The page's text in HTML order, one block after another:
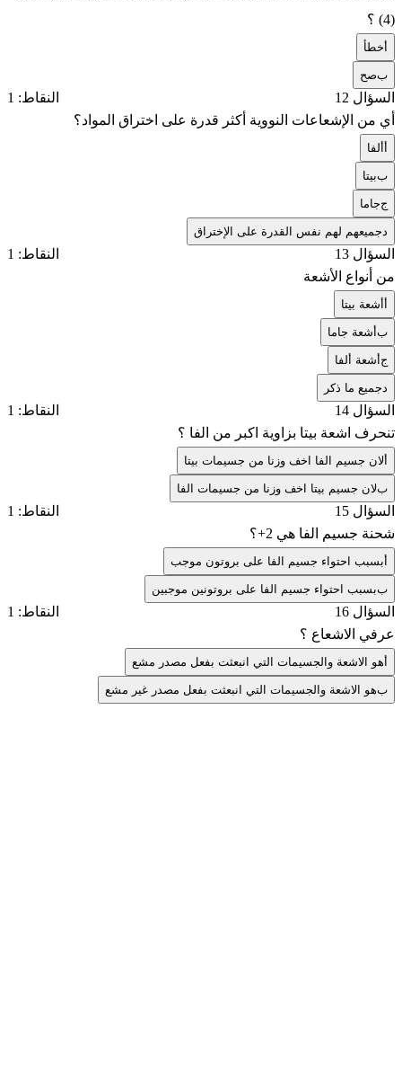
4) ؟
خطأ
بصح
السؤال 12
النقاط: 1
أي من الإشعاعات النووية أكثر قدرة على اختراق المواد؟
ألفا
ببيتا
ججاما
جميعهم لهم نفس القدرة على الإختراق
السؤال 13
النقاط: 1
من أنواع الأشعة
أشعة بيتا
بأشعة جاما
جأشعة ألفا
جميع ما ذكر
السؤال 14
النقاط: 1
تنحرف اشعة بيتا بزاوية اكبر من الفا ؟
لان جسيم الفا اخف وزنا من جسيمات بيتا
بلان جسيم بيتا اخف وزنا من جسيمات الفا
السؤال 15
النقاط: 1
شحنة جسيم الفا هي +2؟
بسبب احتواء جسيم الفا على بروتون موجب
ببسبب احتواء جسيم الفا على بروتونين موجبين
السؤال 16
النقاط: 1
عرفي الاشعاع ؟
هو الاشعة والجسيمات التي انبعثت بفعل مصدر مشع
بهو الاشعة والجسيمات التي انبعثت بفعل مصدر غير مشع